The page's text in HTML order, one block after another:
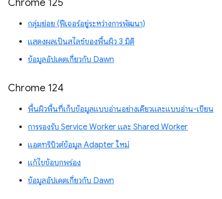
Chrome 125
กลุ่มย่อย (ฟีเจอร์อยู่ระหว่างการพัฒนา)
แสดงผลเป็นสไลซ์ของพื้นผิว 3 มิติ
ข้อมูลอัปเดตเกี่ยวกับ Dawn
Chrome 124
พื้นผิวพื้นที่เก็บข้อมูลแบบอ่านอย่างเดียวและแบบอ่าน-เขียน
การรองรับ Service Worker และ Shared Worker
แอตทริบิวต์ข้อมูล Adapter ใหม่
แก้ไขข้อบกพร่อง
ข้อมูลอัปเดตเกี่ยวกับ Dawn